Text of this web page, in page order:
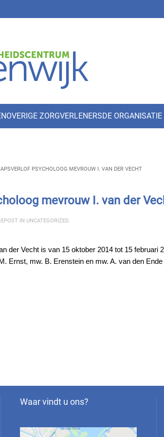
OVERIGE ZORGVERLENERSDE ORGANISATIE
PSYCHOLOOG MEVROUW I. VAN DER VECHT
mevrouw I. van der
IN UNCATEGORIZED.
der Vecht is van 15 oktober 2014 tot 15 februari
Ernst, mw. B. Erenstein en mw. A. van den
Waar vindt u ons?